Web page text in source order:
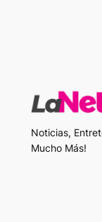
Noticias,
Mucho Más!